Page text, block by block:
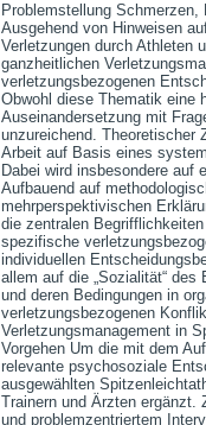
Problemstellung
Ausgehend von Hinweisen
Verletzungen durch Athleten
ganzheitlichen
verletzungsbezogenen
Obwohl diese Thematik eine
Auseinandersetzung mit
unzureichend. Theoretischer
Arbeit auf Basis eines
Dabei wird insbesondere auf
Aufbauend auf
mehrperspektivischen
die zentralen
spezifische
individuellen
allem auf die „Sozialität“
und deren Bedingungen in
verletzungsbezogenen
Verletzungsmanagement in
Vorgehen Um die mit dem
relevante psychosoziale
ausgewählten
Trainern und Ärzten ergänzt.
und problemzentriertem